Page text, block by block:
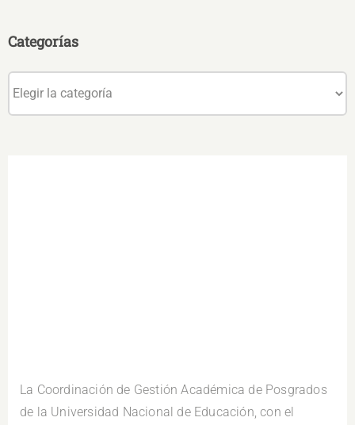
La Coordinación de Gestión Académica de Posgrados
de la Universidad Nacional de Educación, con el
Categorías